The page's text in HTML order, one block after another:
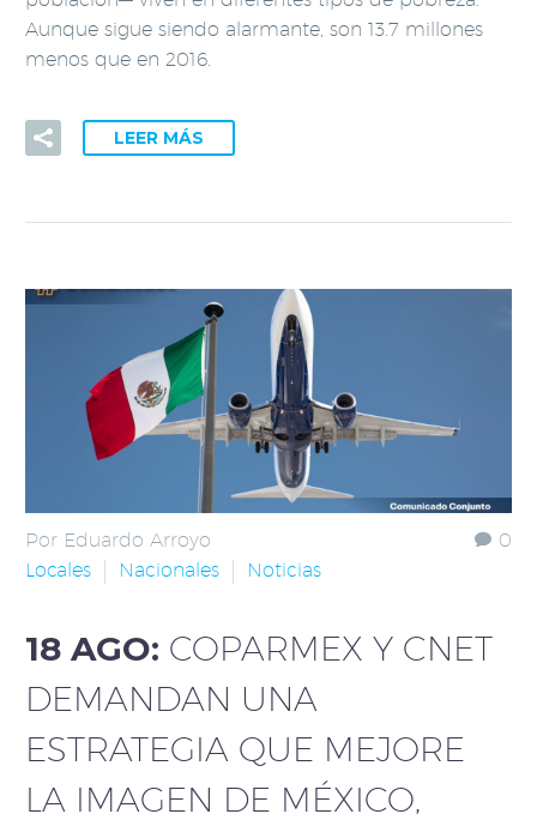
Aunque sigue siendo alarmante, son 13.7 millones
menos que en 2016.
LEER MÁS
0
Por Eduardo Arroyo
Locales
Nacionales Noticias
18 AGO: COPARMEX Y CNET
DEMANDAN UNA
ESTRATEGIA QUE MEJORE
LA IMAGEN DE MÉXICO,